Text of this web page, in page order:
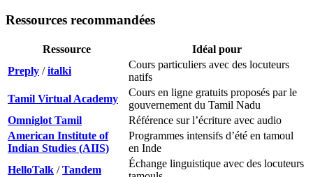
Ressources recommandées
Ressource
Idéal pour
Preply /italki
Cours particuliers avec des locuteurs
natifs
Tamil Virtual Academy
Cours en ligne gratuits proposés par le
gouvernement du Tamil Nadu
Omniglot Tamil
Référence sur l’écriture avec audio
American Institute of
Indian Studies (AIIS)
Programmes intensifs d’été en tamoul
en Inde
HelloTalk /Tandem
Échange linguistique avec des locuteurs